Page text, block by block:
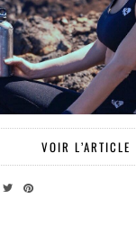
VOIR L’ARTICLE